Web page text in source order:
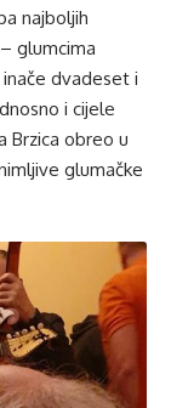
najboljih
glumcima
dvadeset i
i cijele
Brzica obreo u
glumačke